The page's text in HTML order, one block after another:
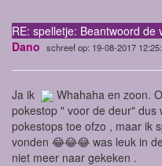
RE: spelletje: Beantwoord de
Dano schreef op: 19-08-2017
Ja ik
Whahaha en zoon.
pokestop " voor de deur"
pokestops toe ofzo , maar ik
vonden 😂😂😂 was leuk in
niet meer naar gekeken .